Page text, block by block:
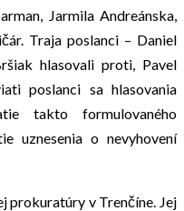
Jarmila Andreánska,
Traja poslanci – Daniel
hlasovali proti, Pavel
poslanci sa hlasovania
takto formulovaného
uznesenia o nevyhovení
prokuratúry v Trenčíne. Jej